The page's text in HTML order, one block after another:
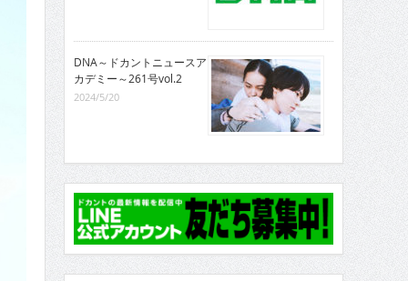
DNA～ドカントニュースア
カデミー～261号vol.2
2024/5/20